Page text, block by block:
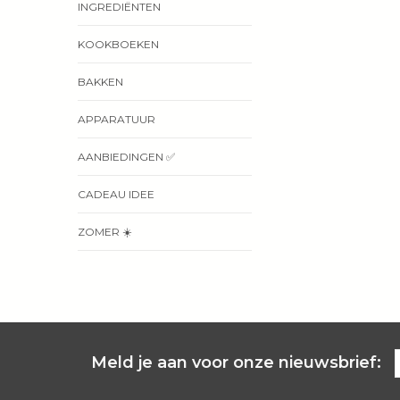
INGREDIËNTEN
KOOKBOEKEN
BAKKEN
APPARATUUR
AANBIEDINGEN ✅
CADEAU IDEE
ZOMER ☀️
Meld je aan voor onze nieuwsbrief: